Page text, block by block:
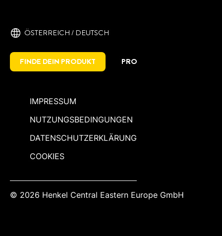
ÖSTERREICH / DEUTSCH
FINDE DEIN PRODUKT PRO
IMPRESSUM
NUTZUNGSBEDINGUNGEN
DATENSCHUTZERKLÄRUNG
COOKIES
© 2026 Henkel Central Eastern Europe GmbH